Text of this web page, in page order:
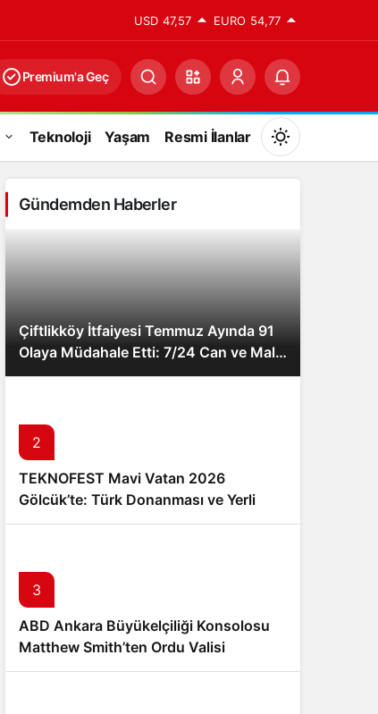
USD 47,57 EURO 54,77
Premium'a Geç
Teknoloji Yaşam Resmi İlanlar
Mod
değiştir
Gece Modu
Gündemden Haberler
Çiftlikköy İtfaiyesi Temmuz Ayında 91
Olaya Müdahale Etti: 7/24 Can ve Mal
Güvenliği İçin Görev Başında
2
TEKNOFEST Mavi Vatan 2026
Gölcük’te: Türk Donanması ve Yerli
Teknoloji 20-23 Ağustos’ta Buluşuyor
3
ABD Ankara Büyükelçiliği Konsolosu
Matthew Smith’ten Ordu Valisi
Muammer Erol’a Ziyaret